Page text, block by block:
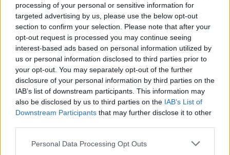
processing of your personal or sensitive information for
targeted advertising by us, please use the below opt-out
section to confirm your selection. Please note that after your
opt-out request is processed you may continue seeing
interest-based ads based on personal information utilized by
us or personal information disclosed to third parties prior to
your opt-out. You may separately opt-out of the further
disclosure of your personal information by third parties on the
IAB’s list of downstream participants. This information may
also be disclosed by us to third parties on the IAB’s List of
Downstream Participants that may further disclose it to other
Personal Data Processing Opt Outs
Αιγαίου Κωνσταντίνο Μουτζούρη και τον
Αντιπεριφερειάρχη Τεχνικών Έργων Χρυσόστομο
Χατζηκυριαζή για τη συμβολή τους στο
αποτέλεσμα των εργασιών. Όπως τονίζεται,
πρόκειται για παρεμβάσεις ουσίας που ενισχύουν
το αίσθημα ασφάλειας των κατοίκων και
αναδεικνύουν τη σημασία της οργανωμένης
δουλειάς σε επίπεδο Περιφέρειας.
αναζήτησης